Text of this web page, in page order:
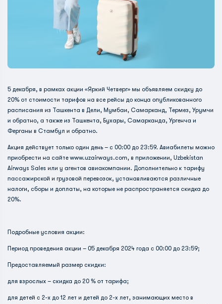
5 декабря, в рамках акции «Яркий Четверг» мы объявляем скидку до
20% от стоимости тарифов на все рейсы до конца опубликованного
расписания из Ташкента в Дели, Мумбаи, Самарканд, Термез, Урумчи
и обратно, а также из Ташкента, Бухары, Самарканда, Ургенча и
Ферганы в Стамбул и обратно.
Акция действует только один день – с 00:00 до 23:59. Авиабилеты можно
приобрести на сайте www.uzairways.com, в приложении, Uzbekistan
Airways Sales или у агентов авиакомпании. Дополнительно к тарифу
пассажирской и грузовой перевозок, устанавливаются различные
налоги, сборы и доплаты, на которые не распространяется скидка до
20%.
Подробные условия акции:
Период проведения акции – 05 декабря 2024 года с 00:00 до 23:59;
Предоставляемый размер скидки:
для взрослых – скидка до 20 % от тарифа;
для детей с 2-х до 12 лет и детей до 2-х лет, занимающих место в